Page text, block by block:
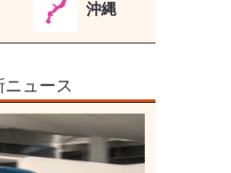
沖縄
ニュース